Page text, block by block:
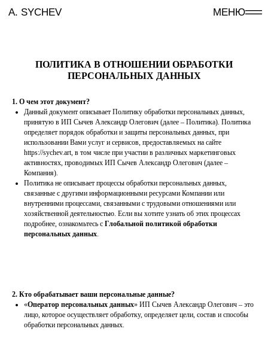
A. SYCHEV
ПОЛИТИКА В ОТНОШЕНИИ ОБРАБОТКИ
ПЕРСОНАЛЬНЫХ ДАННЫХ
1. О чем этот документ?
Данный документ описывает Политику обработки персональных данных,
принятую в ИП Сычев Александр Олегович (далее – Политика). Политика
определяет порядок обработки и защиты персональных данных, при
использовании Вами услуг и сервисов, предоставляемых на сайте
https://sychev.art, в том числе при участии в различных маркетинговых
активностях, проводимых ИП Сычев Александр Олегович (далее –
Компания).
Политика не описывает процессы обработки персональных данных,
связанные с другими информационными ресурсами Компании или
внутренними процессами, связанными с трудовыми отношениями или
хозяйственной деятельностью. Если вы хотите узнать об этих процессах
подробнее, ознакомьтесь с Глобальной политикой обработки
персональных данных.
2. Кто обрабатывает ваши персональные данные?
«Оператор персональных данных» ИП Сычев Александр Олегович – это
лицо, которое осуществляет обработку, определяет цели, состав и способы
обработки персональных данных.